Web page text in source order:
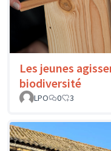
Les jeunes
biodiversité
LPO
0 3